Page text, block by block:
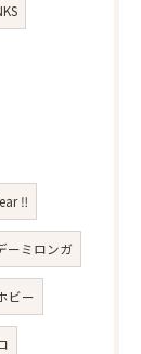
‼️
ーミロンガ
ビー